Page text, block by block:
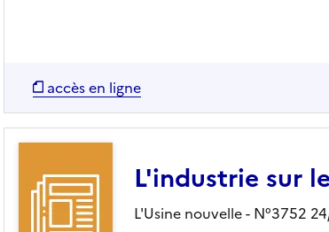
accès en ligne
L'industrie sur
L'Usine nouvelle - N°3752